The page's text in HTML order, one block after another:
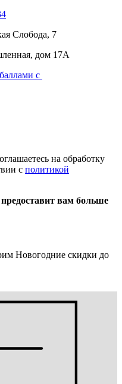
Слобода, 7
дом 17А
с
на обработку
с политикой
вам больше
Новогодние скидки до